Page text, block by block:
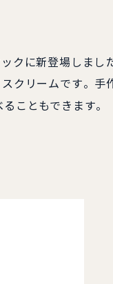
クに新登場しまし
クリームです。手
こともできます。